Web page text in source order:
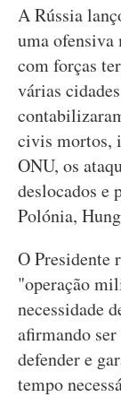
A Rússia
uma
com forças
várias
civis mortos,
ONU, os
deslocados e
Polónia,
O
"operação
necessidade
afirmando
defender e
tempo